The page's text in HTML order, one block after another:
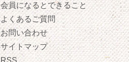
会員になるとできること
よくあるご質問
お問い合わせ
サイトマップ
RSS